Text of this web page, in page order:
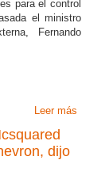
para el control
el ministro
Fernando
Leer más
dijo